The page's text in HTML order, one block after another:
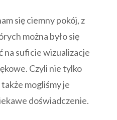
się ciemny pokój, z
można było się
na suficie wizualizacje
Czyli nie tylko
mogliśmy je
doświadczenie.